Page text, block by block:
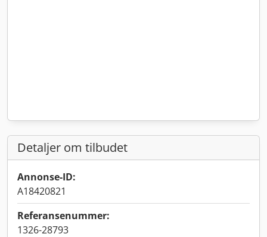
Detaljer om tilbudet
Annonse-ID:
A18420821
Referansenummer:
1326-28793